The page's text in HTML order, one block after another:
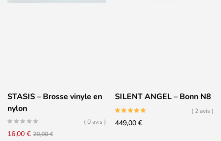
STASIS – Brosse vinyle en
nylon
( 0 avis )
20,00€Le
16,00 €
Le
SILENT ANGEL – Bonn N8
( 2 avis )
449,00 €